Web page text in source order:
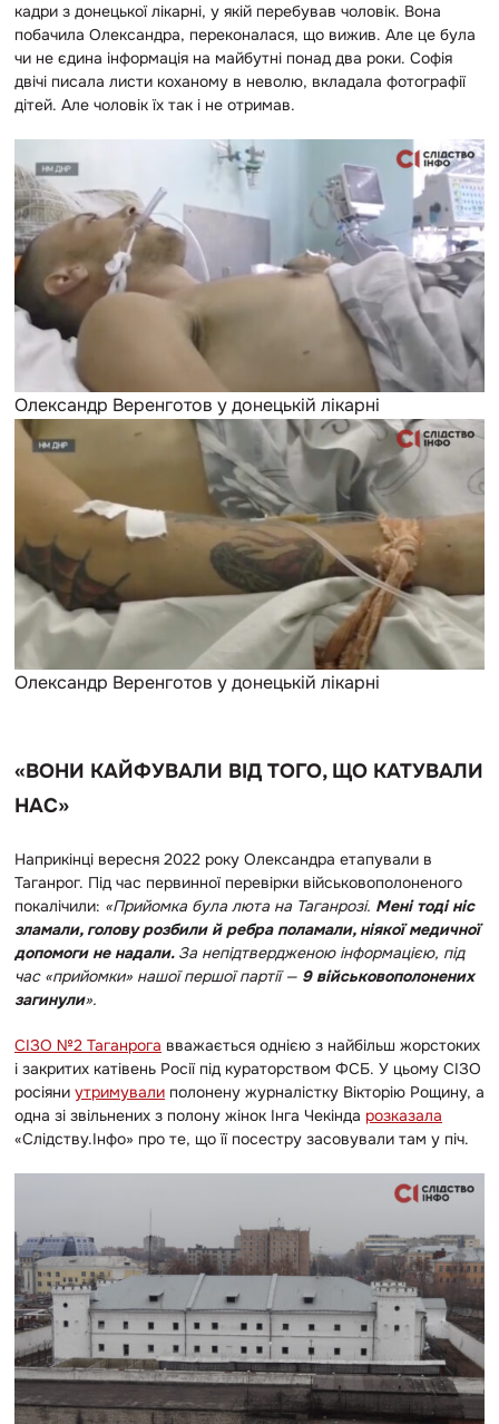
кадри з донецької лікарні, у якій перебував чоловік. Вона
побачила Олександра, переконалася, що вижив. Але це була
чи не єдина інформація на майбутні понад два роки. Софія
двічі писала листи коханому в неволю, вкладала фотографії
дітей. Але чоловік їх так і не отримав.
Олександр Веренготов у донецькій лікарні
Олександр Веренготов у донецькій лікарні
«ВОНИ КАЙФУВАЛИ ВІД ТОГО, ЩО КАТУВАЛИ
НАС»
Наприкінці вересня 2022 року Олександра етапували в
Таганрог. Під час первинної перевірки військовополоненого
покалічили: «Прийомка була люта на Таганрозі. Мені тоді ніс
зламали, голову розбили й ребра поламали, ніякої медичної
допомоги не надали. За непідтвердженою інформацією, під
час «прийомки» нашої першої партії — 9 військовополонених
загинули».
СІЗО №2 Таганрога вважається однією з найбільш жорстоких
і закритих катівень Росії під кураторством ФСБ. У цьому СІЗО
росіяни утримували полонену журналістку Вікторію Рощину, а
одна зі звільнених з полону жінок Інга Чекінда розказала
«Слідству.Інфо» про те, що її посестру засовували там у піч.